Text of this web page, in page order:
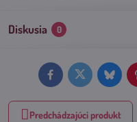
Diskusia 0
FacebookTwitter Bluesky
Predchádzajúci produkt